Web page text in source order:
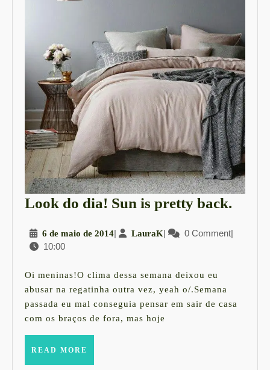
Look do dia! Sun is pretty back.
dia!
back.
6 de maio de 20146
de
2014
| LauraKLauraK
| 0 Comment|
10:00
Oi meninas!O clima dessa semana deixou eu
abusar na regatinha outra vez, yeah o/.Semana
passada eu mal conseguia pensar em sair de casa
com os braços de fora, mas hoje
READ MORE